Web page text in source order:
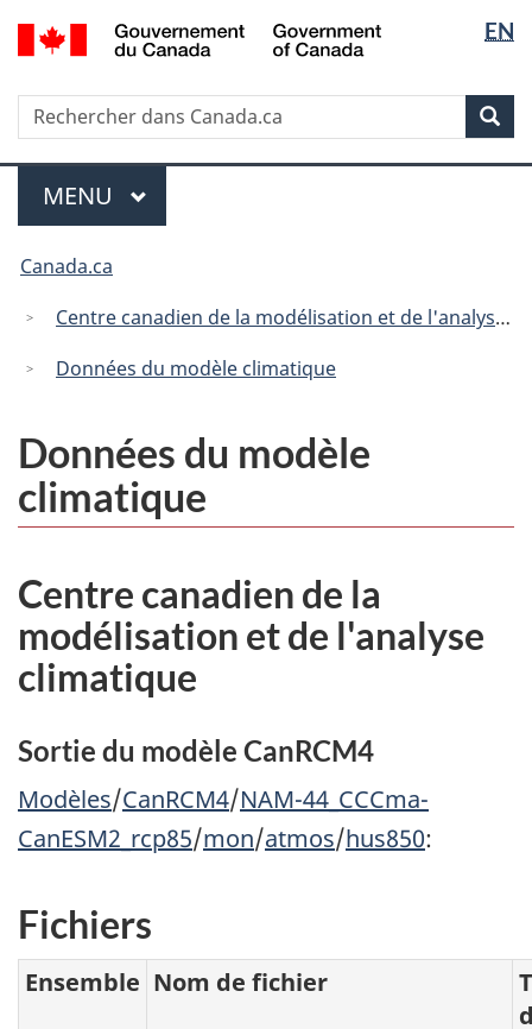
Passer
au
principal
Passer
à
sujet
du
gouvernement »
Passer
à
version
HTML
simplifiée
la
langue
EN
Recherche
Rechercher
dans
Canada.ca
Menu
MENU PRINCIPAL
êtes
ici
Canada.ca
Centre canadien de la modélisation et de l'analyse climatique
Données du modèle climatique
Données du modèle
climatique
Centre canadien de la
modélisation et de l'analyse
climatique
Sortie du modèle CanRCM4
Modèles/CanRCM4/NAM-44_CCCma-
CanESM2_rcp85/mon/atmos/hus850:
Fichiers
Ensemble Nom de fichier